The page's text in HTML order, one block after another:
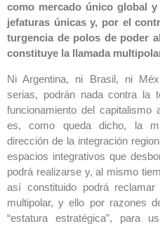
como mercado único global
jefaturas únicas y, por el
turgencia de polos de poder
constituye la llamada
Ni Argentina, ni Brasil, ni
serias, podrán nada contra la
funcionamiento del
es, como queda dicho, la
dirección de la integración
espacios integrativos que
podrá realizarse y, al mismo
así constituido podrá
multipolar, y ello por razones
“estatura estratégica”, para